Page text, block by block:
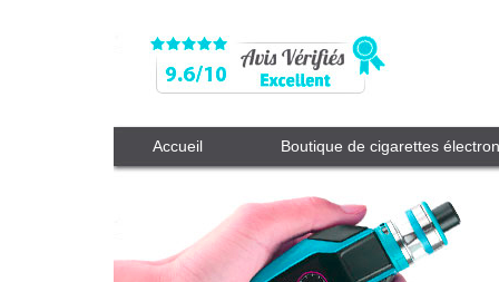
Accueil Boutique de cigarettes